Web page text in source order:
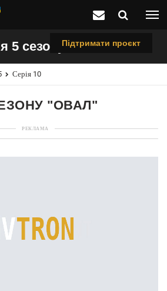
Підтримати проєкт
5 сезону "Овал"
Серія 10
"ОВАЛ"
РЕКЛАМА